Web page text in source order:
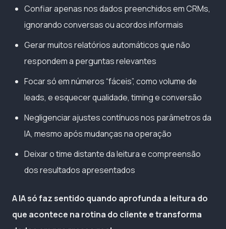
Confiar apenas nos dados preenchidos em CRMs,
ignorando conversas ou acordos informais
Gerar muitos relatórios automáticos que não
respondem a perguntas relevantes
Focar só em números “fáceis”, como volume de
leads, e esquecer qualidade, timing e conversão
Negligenciar ajustes contínuos nos parâmetros da
IA, mesmo após mudanças na operação
Deixar o time distante da leitura e compreensão
dos resultados apresentados
A IA só faz sentido quando aprofunda a leitura do
que acontece na rotina do cliente e transforma